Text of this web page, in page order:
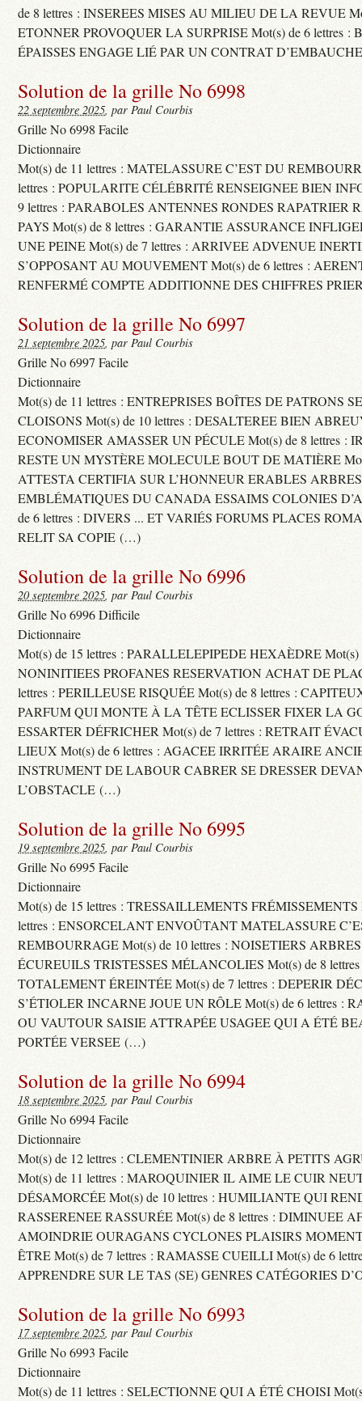
de 8 lettres : INSEREES MISES AU MILIEU DE LA REVUE
ETONNER PROVOQUER LA SURPRISE Mot(s) de 6 lettres :
ÉPAISSES ENGAGE LIÉ PAR UN CONTRAT
Solution de la grille No 6998
22 septembre 2025, par Paul Courbis
Grille No 6998 Facile
Dictionnaire
Mot(s) de 11 lettres : MATELASSURE C’EST DU
lettres : POPULARITE CÉLÉBRITÉ RENSEIGNEE BIEN
9 lettres : PARABOLES ANTENNES RONDES RAPATRIER
PAYS Mot(s) de 8 lettres : GARANTIE ASSURANCE
UNE PEINE Mot(s) de 7 lettres : ARRIVEE ADVENUE
S’OPPOSANT AU MOUVEMENT Mot(s) de 6 lettres :
RENFERMÉ COMPTE ADDITIONNE DES CHIFFRES
Solution de la grille No 6997
21 septembre 2025, par Paul Courbis
Grille No 6997 Facile
Dictionnaire
Mot(s) de 11 lettres : ENTREPRISES BOÎTES DE PATRONS
CLOISONS Mot(s) de 10 lettres : DESALTEREE BIEN
ECONOMISER AMASSER UN PÉCULE Mot(s) de 8 lettres :
RESTE UN MYSTÈRE MOLECULE BOUT DE MATIÈRE
ATTESTA CERTIFIA SUR L’HONNEUR ERABLES ARBRES
EMBLÉMATIQUES DU CANADA ESSAIMS COLONIES
de 6 lettres : DIVERS ... ET VARIÉS FORUMS PLACES
RELIT SA COPIE (…)
Solution de la grille No 6996
20 septembre 2025, par Paul Courbis
Grille No 6996 Difficile
Dictionnaire
Mot(s) de 15 lettres : PARALLELEPIPEDE HEXAÈDRE Mot(s)
NONINITIEES PROFANES RESERVATION ACHAT DE
lettres : PERILLEUSE RISQUÉE Mot(s) de 8 lettres :
PARFUM QUI MONTE À LA TÊTE ECLISSER FIXER LA
ESSARTER DÉFRICHER Mot(s) de 7 lettres : RETRAIT
LIEUX Mot(s) de 6 lettres : AGACEE IRRITÉE ARAIRE
INSTRUMENT DE LABOUR CABRER SE DRESSER
L’OBSTACLE (…)
Solution de la grille No 6995
19 septembre 2025, par Paul Courbis
Grille No 6995 Facile
Dictionnaire
Mot(s) de 15 lettres : TRESSAILLEMENTS FRÉMISSEMENTS
lettres : ENSORCELANT ENVOÛTANT MATELASSURE
REMBOURRAGE Mot(s) de 10 lettres : NOISETIERS
ÉCUREUILS TRISTESSES MÉLANCOLIES Mot(s) de 8
TOTALEMENT ÉREINTÉE Mot(s) de 7 lettres : DEPERIR
S’ÉTIOLER INCARNE JOUE UN RÔLE Mot(s) de 6 lettres :
OU VAUTOUR SAISIE ATTRAPÉE USAGEE QUI A ÉTÉ
PORTÉE VERSEE (…)
Solution de la grille No 6994
18 septembre 2025, par Paul Courbis
Grille No 6994 Facile
Dictionnaire
Mot(s) de 12 lettres : CLEMENTINIER ARBRE À PETITS
Mot(s) de 11 lettres : MAROQUINIER IL AIME LE CUIR
DÉSAMORCÉE Mot(s) de 10 lettres : HUMILIANTE QUI
RASSERENEE RASSURÉE Mot(s) de 8 lettres : DIMINUEE
AMOINDRIE OURAGANS CYCLONES PLAISIRS
ÊTRE Mot(s) de 7 lettres : RAMASSE CUEILLI Mot(s) de 6
APPRENDRE SUR LE TAS (SE) GENRES CATÉGORIES
Solution de la grille No 6993
17 septembre 2025, par Paul Courbis
Grille No 6993 Facile
Dictionnaire
Mot(s) de 11 lettres : SELECTIONNE QUI A ÉTÉ CHOISI